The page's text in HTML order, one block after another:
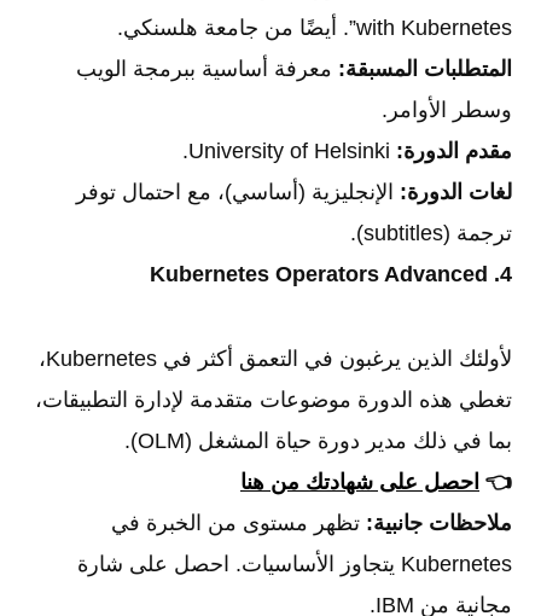
with Kubernetes”. أيضًا من جامعة هلسنكي.
المتطلبات المسبقة: معرفة أساسية ببرمجة الويب
وسطر الأوامر.
مقدم الدورة:
لغات الدورة: الإنجليزية (أساسي)، مع احتمال توفر
ترجمة (subtitles).
4. Kubernetes Operators Advanced
لأولئك الذين يرغبون في التعمق أكثر في Kubernetes،
تغطي هذه الدورة موضوعات متقدمة لإدارة التطبيقات،
بما في ذلك مدير دورة حياة المشغل (OLM).
👈 احصل على شهادتك من هنا
ملاحظات جانبية: تظهر مستوى من الخبرة في
Kubernetes يتجاوز الأساسيات. احصل على شارة
مجانية من IBM.